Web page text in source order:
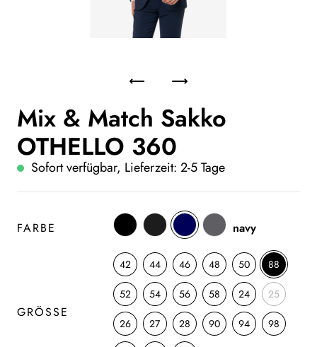
Mix & Match Sakko
OTHELLO 360
Sofort verfügbar, Lieferzeit: 2-5 Tage
FARBE navy
GRÖSSE
42 44 46 48 50 88
52 54 56 58 24 25
26 27 28 90 94 98